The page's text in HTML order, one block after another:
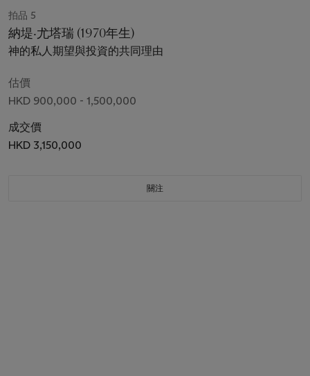
拍品 5
納堤‧尤塔瑞 (1970年生)
神的私人期望與投資的共同理由
估價
HKD 900,000 - 1,500,000
成交價
HKD 3,150,000
關注